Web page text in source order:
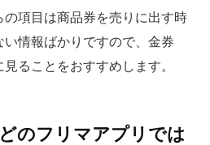
の項目は商品券を売りに出す時
情報ばかりですので、金券
ることをおすすめします。
のフリマアプリでは